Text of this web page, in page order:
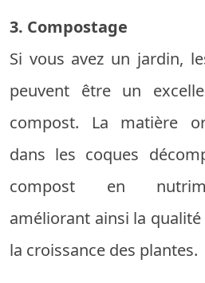
3. Compostage
Si vous avez un jardin,
peuvent être un
compost. La matière
dans les coques
compost en
améliorant ainsi la
la croissance des plantes.